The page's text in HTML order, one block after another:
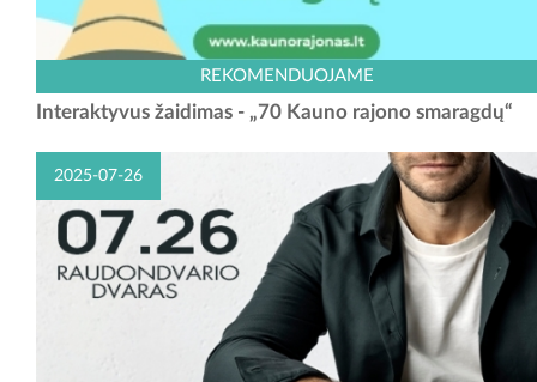
Kviečiame dalyvauti unikaliame interaktyviame žaidime „70 Kauno
rajono smaragdų“, kuris sukurtas minint Kauno rajono savivaldybės 70
metų jubiliejų. Žaidime jus lydės nykštukas...
REKOMENDUOJAME
Interaktyvus žaidimas - „70 Kauno rajono smaragdų“
2025-07-26